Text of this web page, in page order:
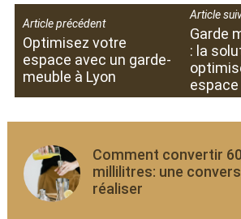
Article précédent
Optimisez votre
espace avec un garde-
meuble à Lyon
Article
Garde
: la
espace
Comment convertir
millilitres: une
réaliser